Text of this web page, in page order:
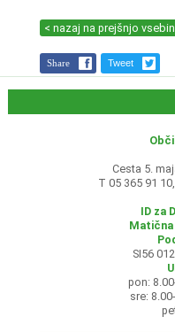
< nazaj na prejšnjo
Share Tweet
Cesta 5.
T 05 365 91
ID za
SI56
pon:
sre: